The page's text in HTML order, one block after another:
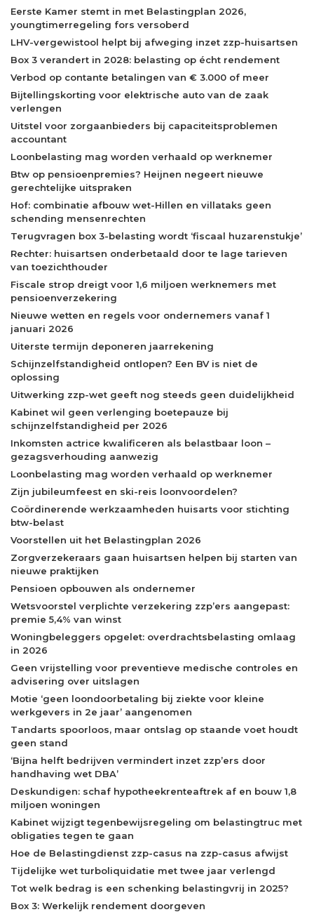
Eerste Kamer stemt in met Belastingplan 2026,
youngtimerregeling fors versoberd
LHV-vergewistool helpt bij afweging inzet zzp-huisartsen
Box 3 verandert in 2028: belasting op écht rendement
Verbod op contante betalingen van € 3.000 of meer
Bijtellingskorting voor elektrische auto van de zaak
verlengen
Uitstel voor zorgaanbieders bij capaciteitsproblemen
accountant
Loonbelasting mag worden verhaald op werknemer
Btw op pensioenpremies? Heijnen negeert nieuwe
gerechtelijke uitspraken
Hof: combinatie afbouw wet-Hillen en villataks geen
schending mensenrechten
Terugvragen box 3-belasting wordt ‘fiscaal huzarenstukje’
Rechter: huisartsen onderbetaald door te lage tarieven
van toezichthouder
Fiscale strop dreigt voor 1,6 miljoen werknemers met
pensioenverzekering
Nieuwe wetten en regels voor ondernemers vanaf 1
januari 2026
Uiterste termijn deponeren jaarrekening
Schijnzelfstandigheid ontlopen? Een BV is niet de
oplossing
Uitwerking zzp-wet geeft nog steeds geen duidelijkheid
Kabinet wil geen verlenging boetepauze bij
schijnzelfstandigheid per 2026
Inkomsten actrice kwalificeren als belastbaar loon –
gezagsverhouding aanwezig
Loonbelasting mag worden verhaald op werknemer
Zijn jubileumfeest en ski-reis loonvoordelen?
Coördinerende werkzaamheden huisarts voor stichting
btw-belast
Voorstellen uit het Belastingplan 2026
Zorgverzekeraars gaan huisartsen helpen bij starten van
nieuwe praktijken
Pensioen opbouwen als ondernemer
Wetsvoorstel verplichte verzekering zzp’ers aangepast:
premie 5,4% van winst
Woningbeleggers opgelet: overdrachtsbelasting omlaag
in 2026
Geen vrijstelling voor preventieve medische controles en
advisering over uitslagen
Motie ‘geen loondoorbetaling bij ziekte voor kleine
werkgevers in 2e jaar’ aangenomen
Tandarts spoorloos, maar ontslag op staande voet houdt
geen stand
‘Bijna helft bedrijven vermindert inzet zzp’ers door
handhaving wet DBA’
Deskundigen: schaf hypotheekrenteaftrek af en bouw 1,8
miljoen woningen
Kabinet wijzigt tegenbewijsregeling om belastingtruc met
obligaties tegen te gaan
Hoe de Belastingdienst zzp-casus na zzp-casus afwijst
Tijdelijke wet turboliquidatie met twee jaar verlengd
Tot welk bedrag is een schenking belastingvrij in 2025?
Box 3: Werkelijk rendement doorgeven